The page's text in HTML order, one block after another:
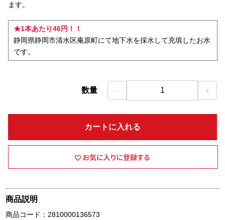
ます。
★1本あたり46円！！
静岡県静岡市清水区庵原町にて地下水を採水して充填したお水
です。
数量 － 1 ＋
カートに入れる
商品説明
商品コード：2810000136573